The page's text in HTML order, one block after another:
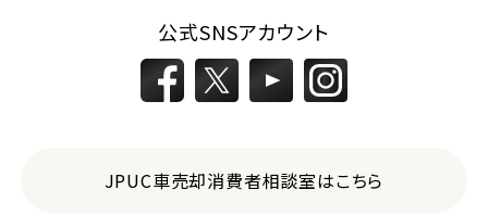
公式SNSアカウント
JPUC車売却消費者相談室はこちら